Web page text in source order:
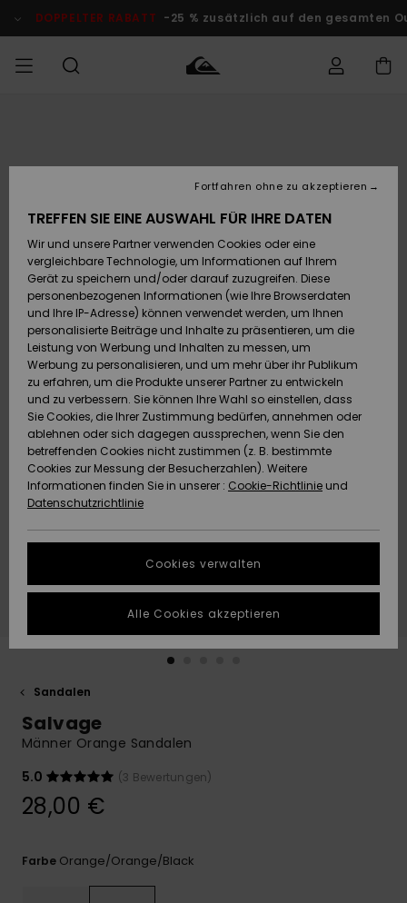
Produktinformation
DOPPELTER RABATT -25 % zusätzlich auf den gesamten
Accessoires
Schuhe&
Flip-Flops
Surf
Snow
Brandneu
Highlights
Accessoires
Schuhe&
Flip-Flops
Surf
Snow
Brandneu
Highlights
FRAUEN
Brandneu
Highlights
Snow
SURF
Kinder
Highlights
Community
SNOW
Snow Shop
Kinder
Snow Shop
Damen
Highlights
Community
DOPPELTER
RABATT
KINDER
Outlet
Frauen
HILFE & KONTAKT
Retouren
Bezahlung
Geschenkkarte
Quiksilver
Freedom
Datenschutz
Starten Sie eine
um die
schnellste
Antwort auf Ihre
erhalten.
Finden Sie
die häufigsten
Fragen sowie
ansehen
NACHHALTIGKEIT
SHOPS
QUIKSILVER APP
WUNSCHLISTE
Sandalen
Salvage
Männer Orange Sandalen
5.0
(3 Bewertungen)
28,00 €
Farbe Orange/orange/black
TREFFEN SIE EINE AUSWAHL FÜR IHRE DATEN
Wir und unsere Partner verwenden Cookies oder eine
vergleichbare Technologie, um Informationen auf Ihrem
Gerät zu speichern und/oder darauf zuzugreifen. Diese
personenbezogenen Informationen (wie Ihre Browserdaten
und Ihre IP-Adresse) können verwendet werden, um Ihnen
personalisierte Beiträge und Inhalte zu präsentieren, um die
Leistung von Werbung und Inhalten zu messen, um
Werbung zu personalisieren, und um mehr über ihr Publikum
zu erfahren, um die Produkte unserer Partner zu entwickeln
und zu verbessern. Sie können Ihre Wahl so einstellen, dass
Sie Cookies, die Ihrer Zustimmung bedürfen, annehmen oder
ablehnen oder sich dagegen aussprechen, wenn Sie den
betreffenden Cookies nicht zustimmen (z. B. bestimmte
Cookies zur Messung der Besucherzahlen). Weitere
Informationen finden Sie in unserer : Cookie-Richtlinie und
Datenschutzrichtlinie
Cookies verwalten
Fortfahren ohne zu akzeptieren
Alle Cookies akzeptieren